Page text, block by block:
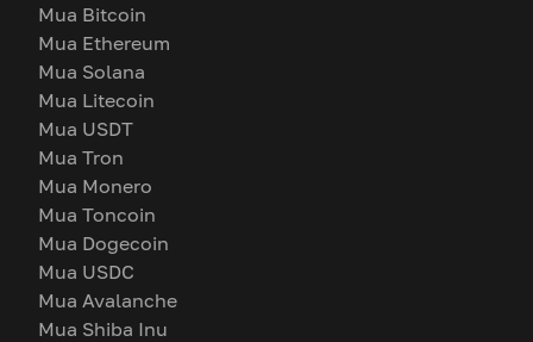
Mua Bitcoin
Mua Ethereum
Mua Solana
Mua Litecoin
Mua USDT
Mua Tron
Mua Monero
Mua Toncoin
Mua Dogecoin
Mua USDC
Mua Avalanche
Mua Shiba Inu